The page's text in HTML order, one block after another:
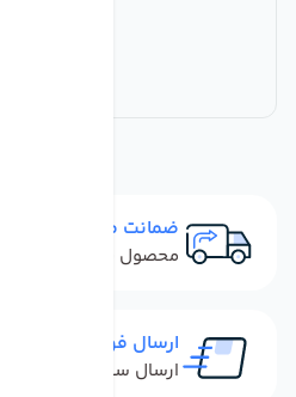
ضمانت مرجوعی
محصول نباید آسیب
ارسال فوری
ارسال سفارش در